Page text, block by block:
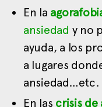
En la
ansiedad y no
ayuda, a los
a lugares
ansiedad…etc.
En las crisis de